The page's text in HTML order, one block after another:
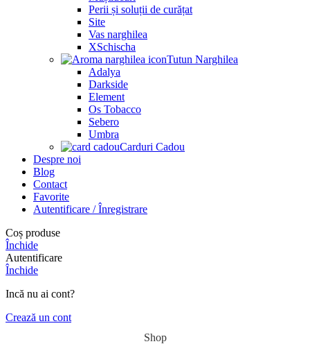
Perii și soluții de curățat
Site
Vas narghilea
XSchischa
Tutun Narghilea
Adalya
Darkside
Element
Os Tobacco
Sebero
Umbra
Carduri Cadou
Despre noi
Blog
Contact
Favorite
Autentificare / Înregistrare
Coș produse
Închide
Autentificare
Închide
Incă nu ai cont?
Crează un cont
Shop